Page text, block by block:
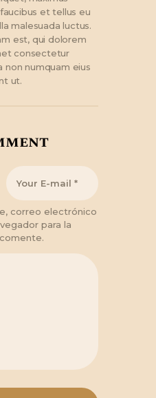
et tellus eu
malesuada luctus.
est, qui dolorem
consectetur
non numquam eius
ut.
correo electrónico
para la